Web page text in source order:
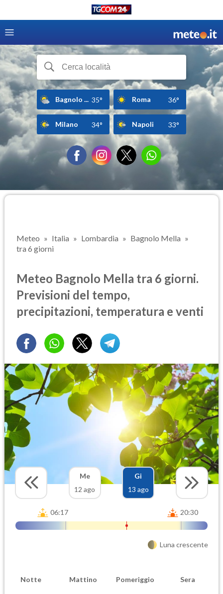
Bagnolo ... 35° Roma 36°
Milano 34° Napoli 33°
Meteo Italia Lombardia
Bagnolo Mella
tra 6 giorni
Meteo Bagnolo Mella tra 6 giorni.
Previsioni del tempo,
precipitazioni, temperatura e venti
Me
12 ago
Gi
13 ago
06:17 20:30
Luna crescente
Notte Mattino Pomeriggio Sera